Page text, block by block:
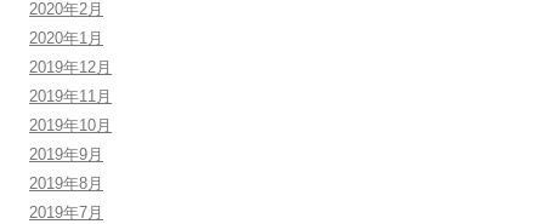
2020年2月
2020年1月
2019年12月
2019年11月
2019年10月
2019年9月
2019年8月
2019年7月